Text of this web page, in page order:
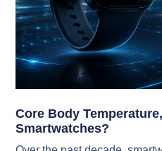
Core Body
Smartwatches?